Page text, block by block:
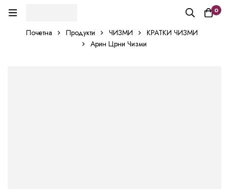
0
Почетна Продукти ЧИЗМИ
КРАТКИ ЧИЗМИ
Арин Црни Чизми